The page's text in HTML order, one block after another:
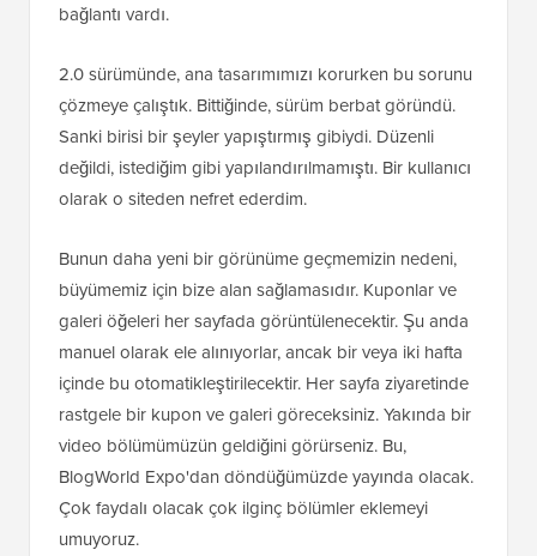
bağlantı vardı.
2.0 sürümünde, ana tasarımımızı korurken bu sorunu
çözmeye çalıştık. Bittiğinde, sürüm berbat göründü.
Sanki birisi bir şeyler yapıştırmış gibiydi. Düzenli
değildi, istediğim gibi yapılandırılmamıştı. Bir kullanıcı
olarak o siteden nefret ederdim.
Bunun daha yeni bir görünüme geçmemizin nedeni,
büyümemiz için bize alan sağlamasıdır. Kuponlar ve
galeri öğeleri her sayfada görüntülenecektir. Şu anda
manuel olarak ele alınıyorlar, ancak bir veya iki hafta
içinde bu otomatikleştirilecektir. Her sayfa ziyaretinde
rastgele bir kupon ve galeri göreceksiniz. Yakında bir
video bölümümüzün geldiğini görürseniz. Bu,
BlogWorld Expo'dan döndüğümüzde yayında olacak.
Çok faydalı olacak çok ilginç bölümler eklemeyi
umuyoruz.